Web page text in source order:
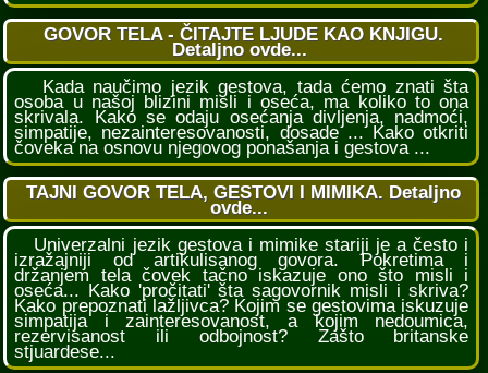
GOVOR TELA - ČITAJTE LJUDE KAO KNJIGU.
Detaljno ovde...
Kada naučimo jezik gestova, tada ćemo znati šta
osoba u našoj blizini misli i oseća, ma koliko to ona
skrivala. Kako se odaju osećanja divljenja, nadmoći,
simpatije, nezainteresovanosti, dosade ... Kako otkriti
čoveka na osnovu njegovog ponašanja i gestova ...
TAJNI GOVOR TELA, GESTOVI I MIMIKA. Detaljno
ovde...
Univerzalni jezik gestova i mimike stariji je a često i
izražajniji od artikulisanog govora. Pokretima i
držanjem tela čovek tačno iskazuje ono što misli i
oseća... Kako 'pročitati' šta sagovornik misli i skriva?
Kako prepoznati lažljivca? Kojim se gestovima iskuzuje
simpatija i zainteresovanost, a kojim nedoumica,
rezervisanost ili odbojnost? Zašto britanske
stjuardese...